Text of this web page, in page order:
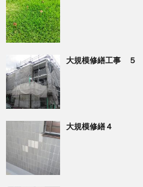
大規模修繕工事 ５
大規模修繕４